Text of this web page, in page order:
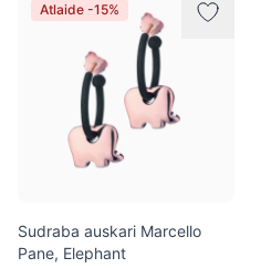
Atlaide -15%
Sudraba auskari Marcello
Pane, Elephant